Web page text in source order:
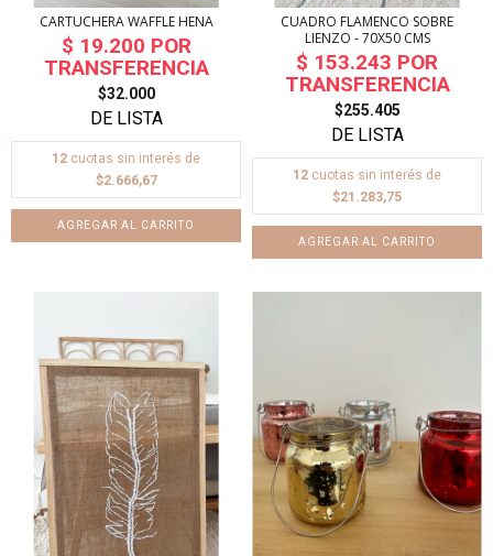
CARTUCHERA WAFFLE HENA
$32.000
12 cuotas sin interés de
$2.666,67
CUADRO FLAMENCO SOBRE
LIENZO - 70X50 CMS
$255.405
12 cuotas sin interés de
$21.283,75